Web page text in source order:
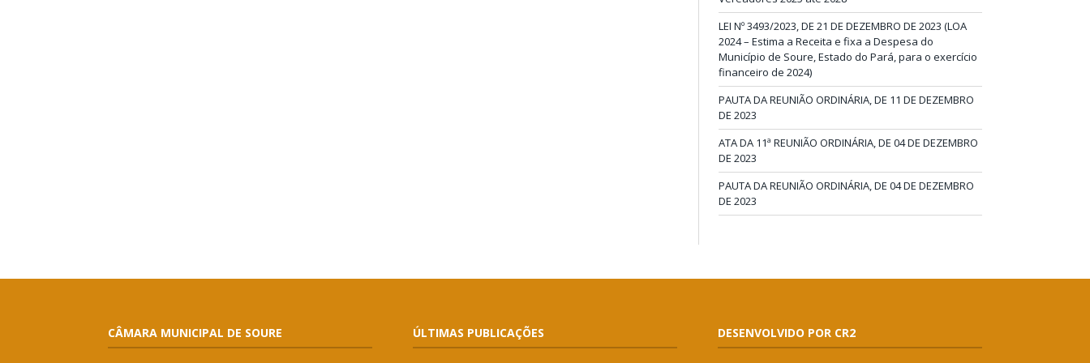
LEI Nº 3493/2023, DE 21 DE DEZEMBRO DE 2023 (LOA
2024 – Estima a Receita e fixa a Despesa do
Município de Soure, Estado do Pará, para o exercício
financeiro de 2024)
PAUTA DA REUNIÃO ORDINÁRIA, DE 11 DE DEZEMBRO
DE 2023
ATA DA 11ª REUNIÃO ORDINÁRIA, DE 04 DE DEZEMBRO
DE 2023
PAUTA DA REUNIÃO ORDINÁRIA, DE 04 DE DEZEMBRO
DE 2023
CÂMARA MUNICIPAL DE SOURE ÚLTIMAS PUBLICAÇÕES DESENVOLVIDO POR CR2